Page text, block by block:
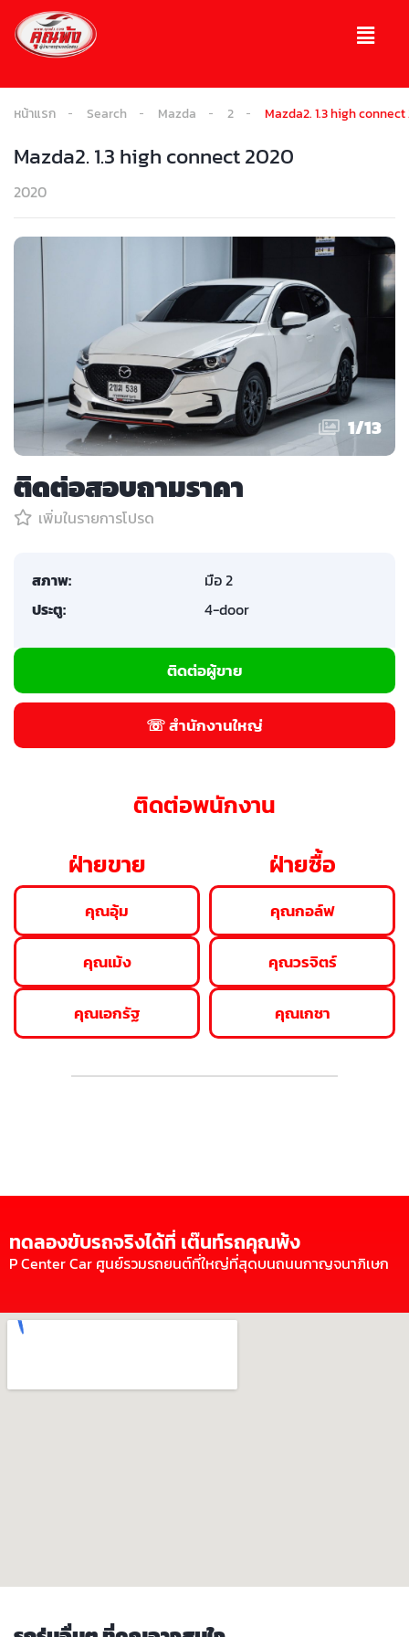
หน้าแรก Search Mazda 2 Mazda2. 1.3 high
Mazda2. 1.3 high connect 2020
2020
1/13
ติดต่อสอบถามราคา
เพิ่มในรายการโปรด
สภาพ:
มือ 2
ประตู:
4-door
ติดต่อผู้ขาย
☏ สำนักงานใหญ่
ติดต่อพนักงาน
ฝ่ายขาย
คุณอุ้ม
คุณเม้ง
คุณเอกรัฐ
ฝ่ายซื้อ
คุณกอล์ฟ
คุณวรจิตร์
คุณเกชา
ทดลองขับรถจริงได้ที่ เต๊นท์รถคุณพ้ง
P Center Car ศูนย์รวมรถยนต์ที่ใหญ่ที่สุดบนถนนกาญจนาภิเษก